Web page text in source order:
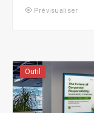
Prévisualiser
Outil